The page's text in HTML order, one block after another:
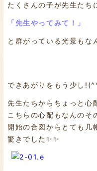
たくさんの子が先生たち
「先生やってみて！」
と群がっている光景もな
できあがりをもう少し
先生たちからちょっと心
こちらの心配もなんのそ
開始の合図からとても几
驚きでした✨✨